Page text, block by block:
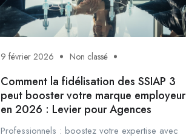
9 février 2026 Non classé
Comment la fidélisation des SSIAP 3
peut booster votre marque employeur
en 2026 : Levier pour Agences
Professionnels : boostez votre expertise avec